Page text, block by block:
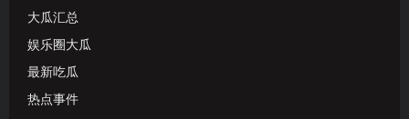
大瓜汇总
娱乐圈大瓜
最新吃瓜
热点事件